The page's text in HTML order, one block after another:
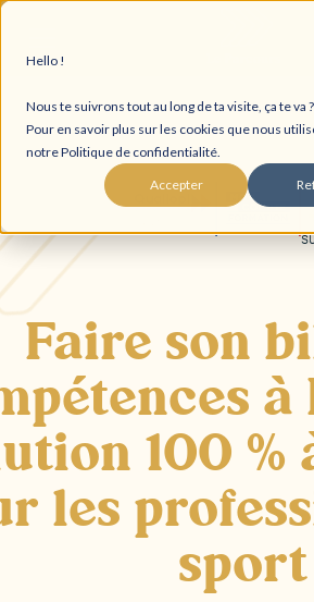
Hello !
Nous te suivrons tout au long de ta visite, ça te va ?
Pour en savoir plus sur les cookies que nous
notre Politique de confidentialité.
Accepter
Faire son
à
100 %
les
sport